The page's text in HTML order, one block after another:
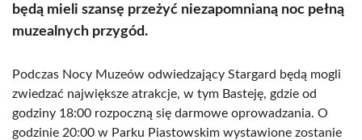
będą mieli szansę przeżyć niezapomnianą noc pełną
muzealnych przygód.
Podczas Nocy Muzeów odwiedzający Stargard będą mogli
zwiedzać największe atrakcje, w tym Basteję, gdzie od
godziny 18:00 rozpoczną się darmowe oprowadzania. O
godzinie 20:00 w Parku Piastowskim wystawione zostanie